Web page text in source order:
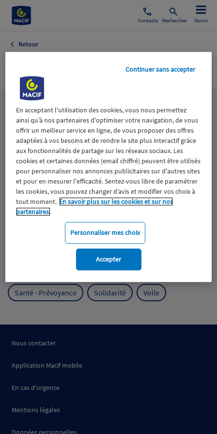
Contacts Rechercher Ouvrir
Retour
Lesthématiques
Aidants Catastrophes naturelles Climat
ESS
Expérience clients Fondation Macif Jeunesse
Mobilité
Protection de l'environnement
Protection des océans Prévention
Santé - Prévoyance Solidarité Voile
Nous contacter
Application Macif mobile
En cas d'urgence
Mentions légales
Données personnelles
En acceptant l'utilisation des cookies, vous nous permettez
ainsi qu’à nos partenaires d'optimiser votre navigation, de vous
offrir un meilleur service en ligne, de vous proposer des offres
adaptées à vos besoins et de rendre le site plus interactif grâce
aux fonctionnalités de partage sur les réseaux sociaux. Les
cookies et certaines données (email chiffré) peuvent être utilisés
pour personnaliser nos annonces publicitaires sur d'autres sites
et pour en mesurer l'efficacité. Sentez-vous libre de paramétrer
les cookies, vous pouvez changer d’avis et modifier vos choix à
tout moment. En savoir plus sur les cookies et sur nos
partenaires.
Personnaliser mes choix
Continuer sans accepter
Accepter